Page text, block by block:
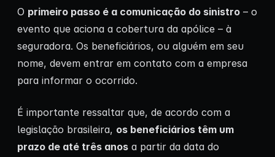
O primeiro passo é a comunicação do sinistro – o
evento que aciona a cobertura da apólice – à
seguradora. Os beneficiários, ou alguém em seu
nome, devem entrar em contato com a empresa
para informar o ocorrido.
É importante ressaltar que, de acordo com a
legislação brasileira, os beneficiários têm um
prazo de até três anos a partir da data do